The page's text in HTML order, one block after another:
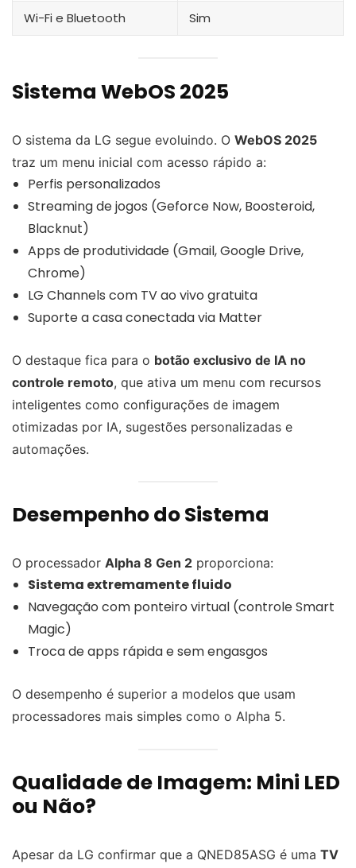
Wi-Fi e Bluetooth Sim
Sistema WebOS 2025
O sistema da LG segue evoluindo. O WebOS 2025
traz um menu inicial com acesso rápido a:
Perfis personalizados
Streaming de jogos (Geforce Now, Boosteroid,
Blacknut)
Apps de produtividade (Gmail, Google Drive,
Chrome)
LG Channels com TV ao vivo gratuita
Suporte a casa conectada via Matter
O destaque fica para o botão exclusivo de IA no
controle remoto, que ativa um menu com recursos
inteligentes como configurações de imagem
otimizadas por IA, sugestões personalizadas e
automações.
Desempenho do Sistema
O processador Alpha 8 Gen 2 proporciona:
Sistema extremamente fluido
Navegação com ponteiro virtual (controle Smart
Magic)
Troca de apps rápida e sem engasgos
O desempenho é superior a modelos que usam
processadores mais simples como o Alpha 5.
Qualidade de Imagem: Mini LED
ou Não?
Apesar da LG confirmar que a QNED85ASG é uma TV